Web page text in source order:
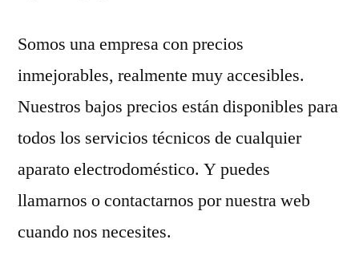
Somos una empresa con precios
inmejorables, realmente muy accesibles.
Nuestros bajos precios están disponibles para
todos los servicios técnicos de cualquier
aparato electrodoméstico. Y puedes
llamarnos o contactarnos por nuestra web
cuando nos necesites.